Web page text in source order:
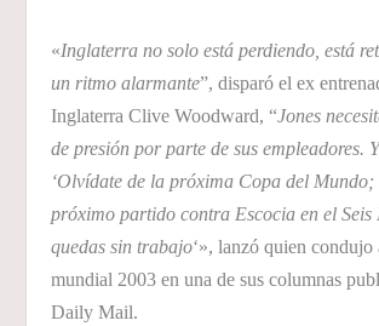
«Inglaterra no solo está perdiendo, está
un ritmo alarmante”, disparó el ex
Inglaterra Clive Woodward, “Jones
de presión por parte de sus empleadores.
‘Olvídate de la próxima Copa del Mundo;
próximo partido contra Escocia en el Seis
quedas sin trabajo‘», lanzó quien condujo
mundial 2003 en una de sus columnas
Daily Mail.